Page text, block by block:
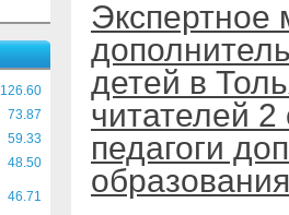
126.60
73.87
59.33
48.50
46.71
Экспертное
детей в
читателей 2
педагоги